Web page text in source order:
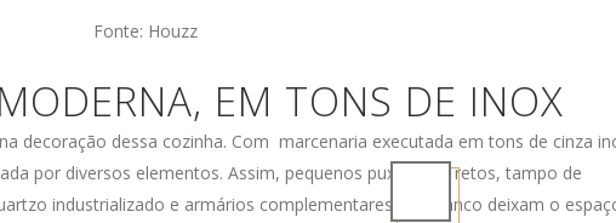
Fonte: Houzz
EM TONS DE INOX
decoração dessa cozinha. Com marcenaria executada em tons de cinza
por diversos elementos. Assim, pequenos puxadores retos, tampo de
industrializado e armários complementares em branco deixam o